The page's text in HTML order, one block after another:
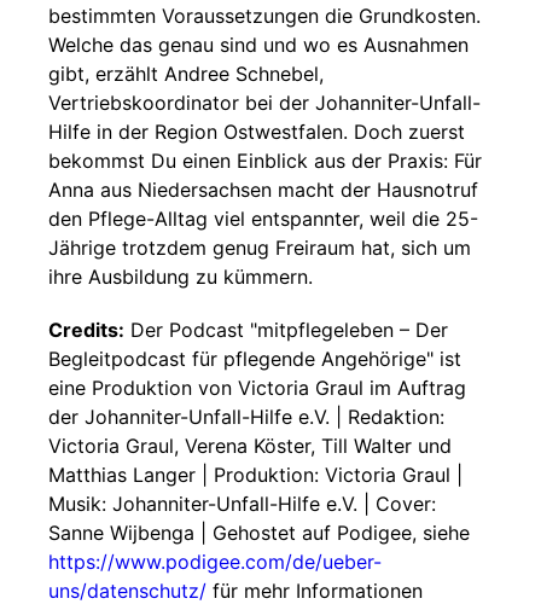
bestimmten Voraussetzungen die Grundkosten.
Welche das genau sind und wo es Ausnahmen
gibt, erzählt Andree Schnebel,
Vertriebskoordinator bei der Johanniter-Unfall-
Hilfe in der Region Ostwestfalen. Doch zuerst
bekommst Du einen Einblick aus der Praxis: Für
Anna aus Niedersachsen macht der Hausnotruf
den Pflege-Alltag viel entspannter, weil die 25-
Jährige trotzdem genug Freiraum hat, sich um
ihre Ausbildung zu kümmern.
Credits: Der Podcast "mitpflegeleben – Der
Begleitpodcast für pflegende Angehörige" ist
eine Produktion von Victoria Graul im Auftrag
der Johanniter-Unfall-Hilfe e.V. | Redaktion:
Victoria Graul, Verena Köster, Till Walter und
Matthias Langer | Produktion: Victoria Graul |
Musik: Johanniter-Unfall-Hilfe e.V. | Cover:
Sanne Wijbenga | Gehostet auf Podigee, siehe
https://www.podigee.com/de/ueber-
uns/datenschutz/ für mehr Informationen